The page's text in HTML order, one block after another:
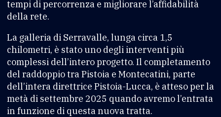
tempi di percorrenza e migliorare l’affidabilità
della rete.
La galleria di Serravalle, lunga circa 1,5
chilometri, è stato uno degli interventi più
complessi dell’intero progetto. Il completamento
del raddoppio tra Pistoia e Montecatini, parte
dell’intera direttrice Pistoia-Lucca, è atteso per la
metà di settembre 2025 quando avremo l’entrata
in funzione di questa nuova tratta.